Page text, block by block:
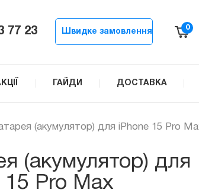
77 23 Швидке замовлення
0
ГАЙДИ ДОСТАВКА
(акумулятор) для iPhone 15 Pro
(акумулятор) для
15 Pro Max